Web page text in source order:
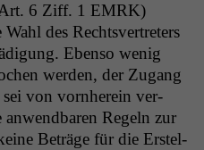
6 Ziff. 1 EMRK)
des Rechtsvertreters
Eben­so wenig
wer­den, der Zugang
sei von vorn­here­in ver­
anwend­baren Regeln zur
Beträge für die Erstel­